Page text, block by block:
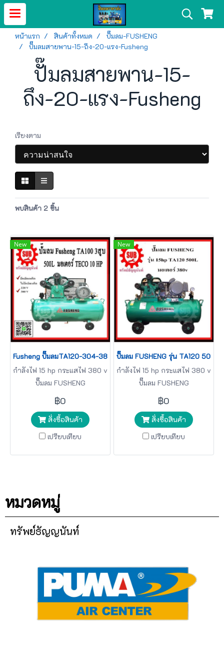
หน้าแรก สินค้าทั้งหมด
ปั๊มลม-FUSHENG
ปั๊มลมสายพาน-15-ถึง-20-แรง-Fusheng
ปั๊มลมสายพาน-15-
ถึง-20-แรง-Fusheng
เรียงตาม
พบสินค้า 2 ชิ้น
New
Fusheng ปั๊มลมTA120-304-380 +มอเตอร์ 15 HP 304L 3สูบ 380V
กำลังไฟ 15 hp กระแสไฟ 380 v
ปั๊มลม FUSHENG
฿0
สั่งซื้อสินค้า
เปรียบเทียบ
New
ปั๊มลม FUSHENG รุ่น TA120
กำลังไฟ 15 hp กระแสไฟ 380 v
ปั๊มลม FUSHENG
฿0
สั่งซื้อสินค้า
เปรียบเทียบ
หมวดหมู่
ทรัพย์ธัญญนันท์